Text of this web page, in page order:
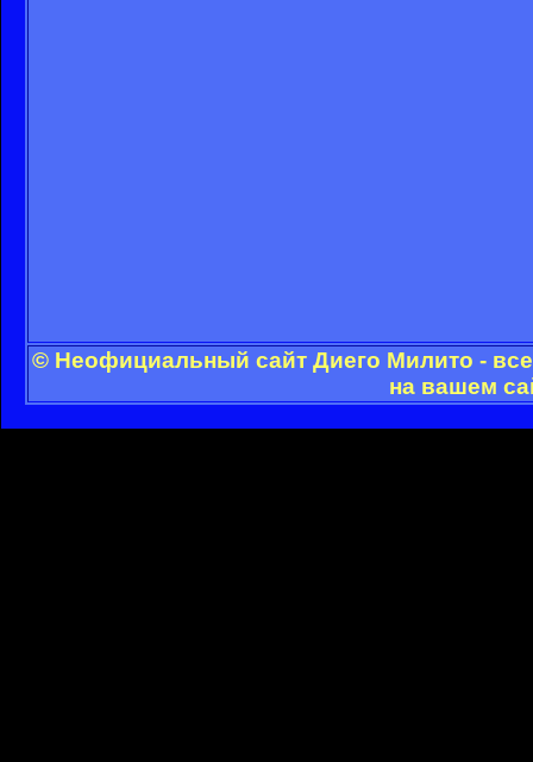
© Неофициальный сайт Диего Милито -
на вашем